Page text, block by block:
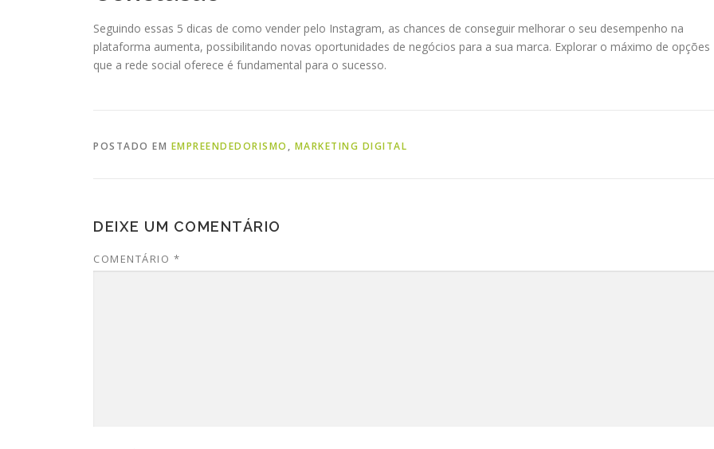
Seguindo essas 5 dicas de como vender pelo Instagram, as chances de conseguir melhorar o seu desempenho na
plataforma aumenta, possibilitando novas oportunidades de negócios para a sua marca. Explorar o máximo de opções
que a rede social oferece é fundamental para o sucesso.
POSTADO EM EMPREENDEDORISMO , MARKETING DIGITAL
DEIXE UM COMENTÁRIO
COMENTÁRIO *